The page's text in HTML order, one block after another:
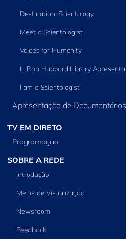
Destination: Scientology
Meet a Scientologist
Voices for Humanity
L. Ron Hubbard Library Apresenta
I am a Scientologist
Apresentação de Documentários
TV EM DIRETO
Programação
SOBRE A REDE
Introdução
Meios de Visualização
Newsroom
Feedback